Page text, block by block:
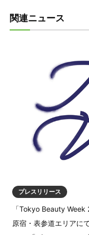
関連ニュース
プレスリリース
「Tokyo Beauty Week
原宿・表参道エリアに